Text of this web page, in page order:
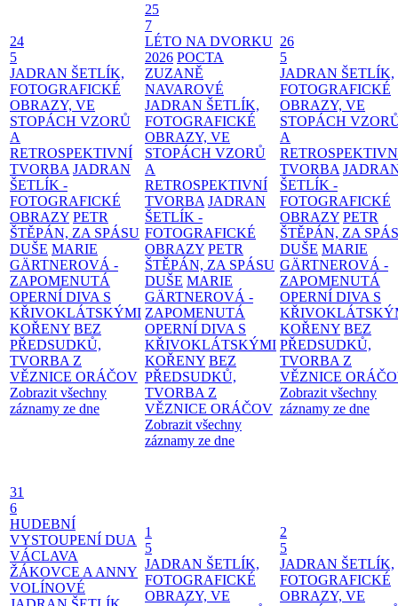
24
5
JADRAN ŠETLÍK,
FOTOGRAFICKÉ
OBRAZY, VE
STOPÁCH VZORŮ
A
RETROSPEKTIVNÍ
TVORBA JADRAN
ŠETLÍK -
FOTOGRAFICKÉ
OBRAZY PETR
ŠTĚPÁN, ZA SPÁSU
DUŠE MARIE
GÄRTNEROVÁ -
ZAPOMENUTÁ
OPERNÍ DIVA S
KŘIVOKLÁTSKÝMI
KOŘENY BEZ
PŘEDSUDKŮ,
TVORBA Z
VĚZNICE ORÁČOV
Zobrazit všechny
záznamy ze dne
25
7
LÉTO NA DVORKU
2026 POCTA
ZUZANĚ
NAVAROVÉ
JADRAN ŠETLÍK,
FOTOGRAFICKÉ
OBRAZY, VE
STOPÁCH VZORŮ
A
RETROSPEKTIVNÍ
TVORBA JADRAN
ŠETLÍK -
FOTOGRAFICKÉ
OBRAZY PETR
ŠTĚPÁN, ZA SPÁSU
DUŠE MARIE
GÄRTNEROVÁ -
ZAPOMENUTÁ
OPERNÍ DIVA S
KŘIVOKLÁTSKÝMI
KOŘENY BEZ
PŘEDSUDKŮ,
TVORBA Z
VĚZNICE ORÁČOV
Zobrazit všechny
záznamy ze dne
26
5
JADRAN ŠETLÍK,
FOTOGRAFICKÉ
OBRAZY, VE
STOPÁCH
A
TVORBA
ŠETLÍK -
FOTOGRAFICKÉ
OBRAZY PETR
ŠTĚPÁN, ZA
DUŠE MARIE
GÄRTNEROVÁ -
ZAPOMENUTÁ
OPERNÍ DIVA S
KOŘENY BEZ
PŘEDSUDKŮ,
TVORBA Z
VĚZNICE
Zobrazit všechny
záznamy ze dne
31
6
HUDEBNÍ
VYSTOUPENÍ DUA
VÁCLAVA
ŽÁKOVCE A ANNY
VOLÍNOVÉ
1
5
JADRAN ŠETLÍK,
FOTOGRAFICKÉ
OBRAZY, VE
2
5
JADRAN ŠETLÍK,
FOTOGRAFICKÉ
OBRAZY, VE